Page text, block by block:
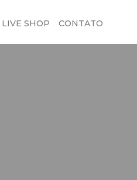
LIVE SHOP CONTATO